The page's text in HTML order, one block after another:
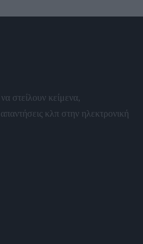
στείλουν κείμενα,
κλπ στην ηλεκτρονική